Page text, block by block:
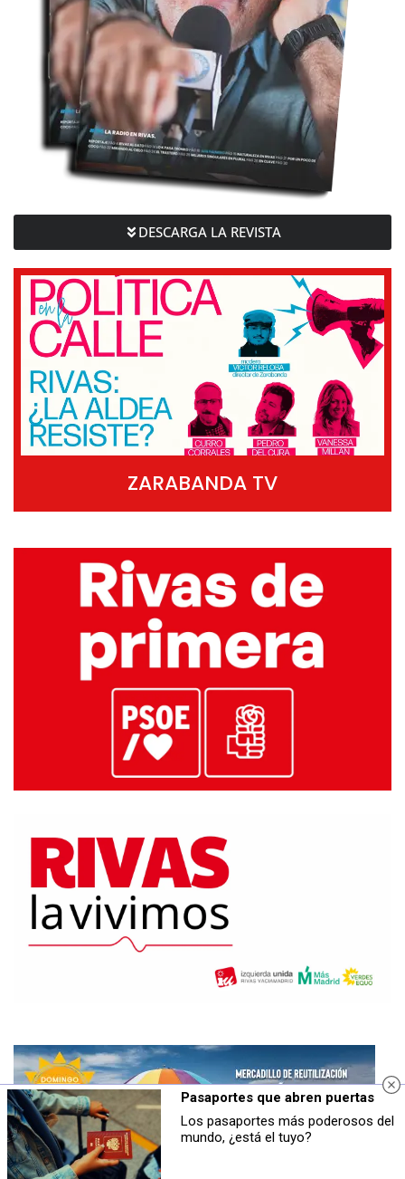
DESCARGA LA REVISTA
ZARABANDA TV
Pasaportes que abren puertas
Los pasaportes más poderosos del
mundo, ¿está el tuyo?